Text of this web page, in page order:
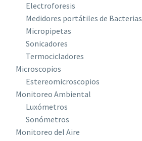
Electroforesis
Medidores portátiles de Bacterias
Micropipetas
Sonicadores
Termocicladores
Microscopios
Estereomicroscopios
Monitoreo Ambiental
Luxómetros
Sonómetros
Monitoreo del Aire